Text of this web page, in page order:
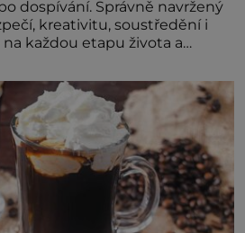
dospívání. Správně navržený
kreativitu, soustředění i
každou etapu života a
a bezpečí, proto by pokoj
především klidně a útulně.